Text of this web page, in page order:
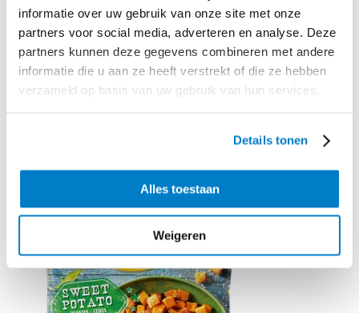
informatie over uw gebruik van onze site met onze
partners voor social media, adverteren en analyse. Deze
partners kunnen deze gegevens combineren met andere
informatie die u aan ze heeft verstrekt of die ze hebben
verzameld op basis van uw gebruik van hun services.
Details tonen
Alles toestaan
Weigeren
Pasteibakjes zijn ideaal om snel kleine quiches mee te maken. Vul ze
met een romig ricotta-spinaziemengsel en elegante zoete
aardappelblokjes. Perfect als feestgerecht.
Tip:Lekker met een groene salade met frisse vinaigrette.
Benodigd product